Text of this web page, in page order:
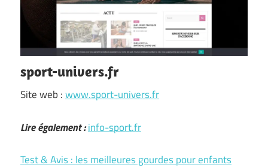
sport-univers.fr
Site web :www.sport-univers.fr
Lire également :info-sport.fr
Test & Avis : les meilleures gourdes pour enfants